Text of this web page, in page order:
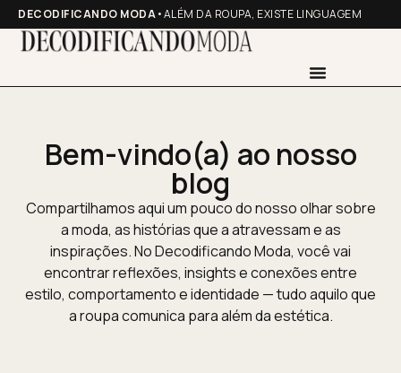
DECODIFICANDO MODA•ALÉM DA ROUPA, EXISTE LINGUAGEM
Bem-vindo(a) ao nosso
blog
Compartilhamos aqui um pouco do nosso olhar sobre
a moda, as histórias que a atravessam e as
inspirações. No Decodificando Moda, você vai
encontrar reflexões, insights e conexões entre
estilo, comportamento e identidade — tudo aquilo que
a roupa comunica para além da estética.